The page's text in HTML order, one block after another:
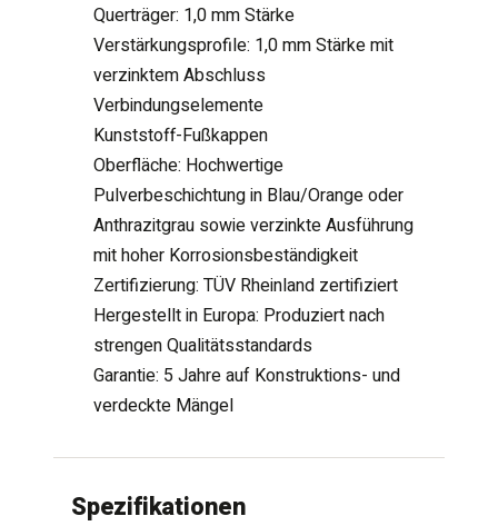
Querträger: 1,0 mm Stärke
Verstärkungsprofile: 1,0 mm Stärke mit
verzinktem Abschluss
Verbindungselemente
Kunststoff-Fußkappen
Oberfläche: Hochwertige
Pulverbeschichtung in Blau/Orange oder
Anthrazitgrau sowie verzinkte Ausführung
mit hoher Korrosionsbeständigkeit
Zertifizierung: TÜV Rheinland zertifiziert
Hergestellt in Europa: Produziert nach
strengen Qualitätsstandards
Garantie: 5 Jahre auf Konstruktions- und
verdeckte Mängel
Spezifikationen